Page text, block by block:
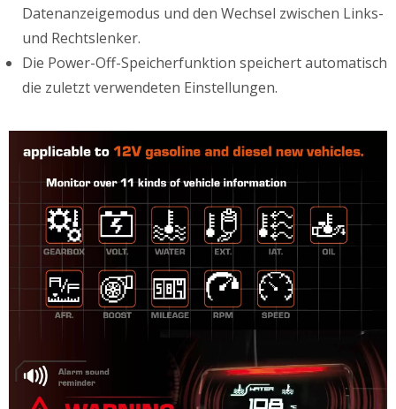
Datenanzeigemodus und den Wechsel zwischen Links-
und Rechtslenker.
Die Power-Off-Speicherfunktion speichert automatisch
die zuletzt verwendeten Einstellungen.